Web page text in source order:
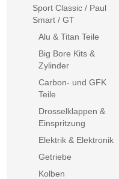
Sport Classic / Paul
Smart / GT
Alu & Titan Teile
Big Bore Kits &
Zylinder
Carbon- und GFK
Teile
Drosselklappen &
Einspritzung
Elektrik & Elektronik
Getriebe
Kolben